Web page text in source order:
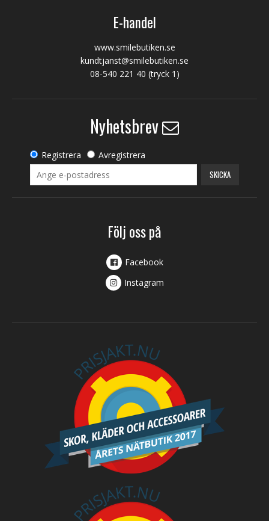
E-handel
www.smilebutiken.se
kundtjanst@smilebutiken.se
08-540 221 40 (tryck 1)
Nyhetsbrev
Registrera Avregistrera
SKICKA
Följ oss på
Facebook
Instagram